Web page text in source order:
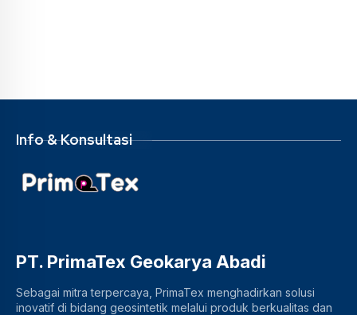
Info & Konsultasi
PT. PrimaTex Geokarya Abadi
Sebagai mitra terpercaya, PrimaTex menghadirkan solusi
inovatif di bidang geosintetik melalui produk berkualitas dan